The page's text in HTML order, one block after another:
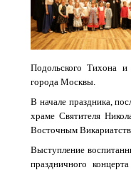
Подольского Тихона и
города Москвы.
В начале праздника,
храме Святителя
Восточным
Выступление
праздничного